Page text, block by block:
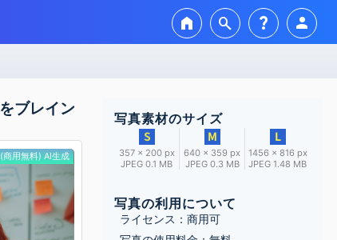
home search question_mark person
ブレイン
商用無料) AI生成
写真素材のサイズ
357 × 200 px
JPEG 0.1 MB
640 × 359 px
JPEG 0.3 MB
1456 × 816 px
JPEG 1.48 MB
写真の利用について
ライセンス：商用可